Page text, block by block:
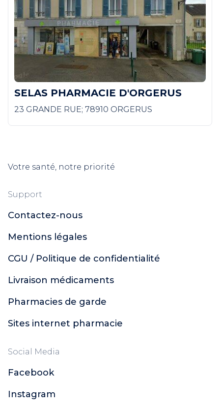
SELAS PHARMACIE D'ORGERUS
23 GRANDE RUE; 78910 ORGERUS
Votre santé, notre priorité
Support
Contactez-nous
Mentions légales
CGU / Politique de confidentialité
Livraison médicaments
Pharmacies de garde
Sites internet pharmacie
Social Media
Facebook
Instagram